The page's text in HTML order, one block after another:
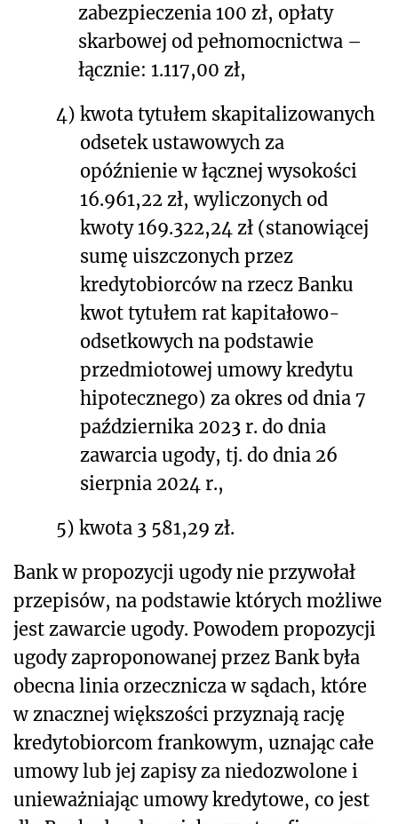
zabezpieczenia 100 zł, opłaty
skarbowej od pełnomocnictwa –
łącznie: 1.117,00 zł,
4) kwota tytułem skapitalizowanych
odsetek ustawowych za
opóźnienie w łącznej wysokości
16.961,22 zł, wyliczonych od
kwoty 169.322,24 zł (stanowiącej
sumę uiszczonych przez
kredytobiorców na rzecz Banku
kwot tytułem rat kapitałowo-
odsetkowych na podstawie
przedmiotowej umowy kredytu
hipotecznego) za okres od dnia 7
października 2023 r. do dnia
zawarcia ugody, tj. do dnia 26
sierpnia 2024 r.,
5) kwota 3 581,29 zł.
Bank w propozycji ugody nie przywołał
przepisów, na podstawie których możliwe
jest zawarcie ugody. Powodem propozycji
ugody zaproponowanej przez Bank była
obecna linia orzecznicza w sądach, które
w znacznej większości przyznają rację
kredytobiorcom frankowym, uznając całe
umowy lub jej zapisy za niedozwolone i
unieważniając umowy kredytowe, co jest